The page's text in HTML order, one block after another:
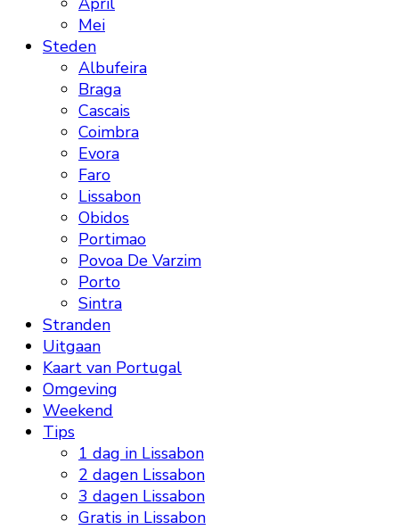
Mei
Steden
Albufeira
Braga
Cascais
Coimbra
Evora
Faro
Lissabon
Obidos
Portimao
Povoa De Varzim
Porto
Sintra
Stranden
Uitgaan
Kaart van Portugal
Omgeving
Weekend
Tips
1 dag in Lissabon
2 dagen Lissabon
3 dagen Lissabon
Gratis in Lissabon